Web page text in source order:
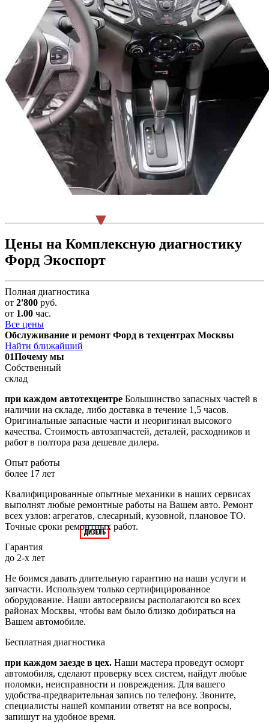
Цены на Комплексную диагностику
Форд Экоспорт
Полная диагностика
от 2'800 руб.
от 1.00 час.
Все цены
Обслуживание и ремонт Форд в техцентрах Москвы
Найти ближайший
01Почему мы
Собственный
склад
при каждом автотехцентре Большинство запасных частей в
наличии на складе, либо доставка в течение 1,5 часов.
Оригинальные запасные части и неоригинал высокого
качества. Стоимость автозапчастей, деталей, расходников и
работ в полтора раза дешевле дилера.
Опыт работы
более 17 лет
Квалифицированные опытные механики в наших сервисах
выполнят любые ремонтные работы на Вашем авто. Ремонт
всех узлов: агрегатов, слесарный, кузовной, плановое ТО.
Точные сроки ремонтных работ.
Гарантия
до 2-х лет
Не боимся давать длительную гарантию на наши услуги и
запчасти. Используем только сертифицированное
оборудование. Наши автосервисы располагаются во всех
районах Москвы, чтобы вам было близко добираться на
Вашем автомобиле.
Бесплатная диагностика
при каждом заезде в цех. Наши мастера проведут осморт
автомобиля, сделают проверку всех систем, найдут любые
поломки, неисправности и повреждения. Для вашего
удобства-предварительная запись по телефону. Звоните,
специалисты нашей компании ответят на все вопросы,
запишут на удобное время.